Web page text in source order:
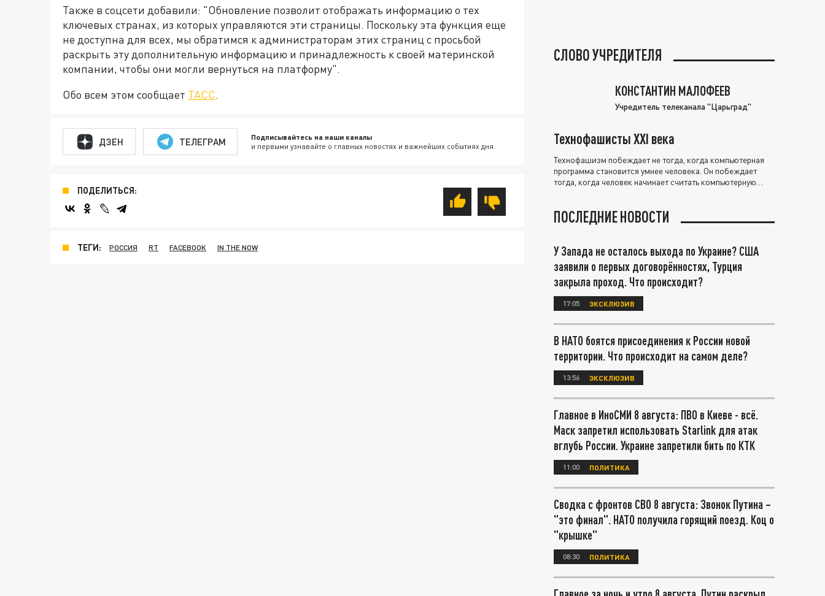
Также в соцсети добавили: "Обновление позволит отображать информацию о тех
ключевых странах, из которых управляются эти страницы. Поскольку эта функция еще
не доступна для всех, мы обратимся к администраторам этих страниц с просьбой
раскрыть эту дополнительную информацию и принадлежность к своей материнской
компании, чтобы они могли вернуться на платформу".
Обо всем этом сообщает ТАСС.
ДЗЕН ТЕЛЕГРАМ Подписывайтесь на наши каналы
и первыми узнавайте о главных новостях и важнейших событиях дня.
ПОДЕЛИТЬСЯ:
ТЕГИ: РОССИЯ RT FACEBOOK IN THE NOW
СЛОВО УЧРЕДИТЕЛЯ
КОНСТАНТИН МАЛОФЕЕВ
Учредитель телеканала "Царьград"
Технофашисты XXI века
Технофашизм побеждает не тогда, когда компьютерная
программа становится умнее человека. Он побеждает
тогда, когда человек начинает считать компьютерную
ПОСЛЕДНИЕ НОВОСТИ
У Запада не осталось выхода по Украине? США
заявили о первых договорённостях, Турция
закрыла проход. Что происходит?
17:05 ЭКСКЛЮЗИВ
В НАТО боятся присоединения к России новой
территории. Что происходит на самом деле?
13:56 ЭКСКЛЮЗИВ
Главное в ИноСМИ 8 августа: ПВО в Киеве - всё.
Маск запретил использовать Starlink для атак
вглубь России. Украине запретили бить по КТК
11:00 ПОЛИТИКА
Сводка с фронтов СВО 8 августа: Звонок Путина –
"это финал". НАТО получила горящий поезд. Коц о
"крышке"
08:30 ПОЛИТИКА